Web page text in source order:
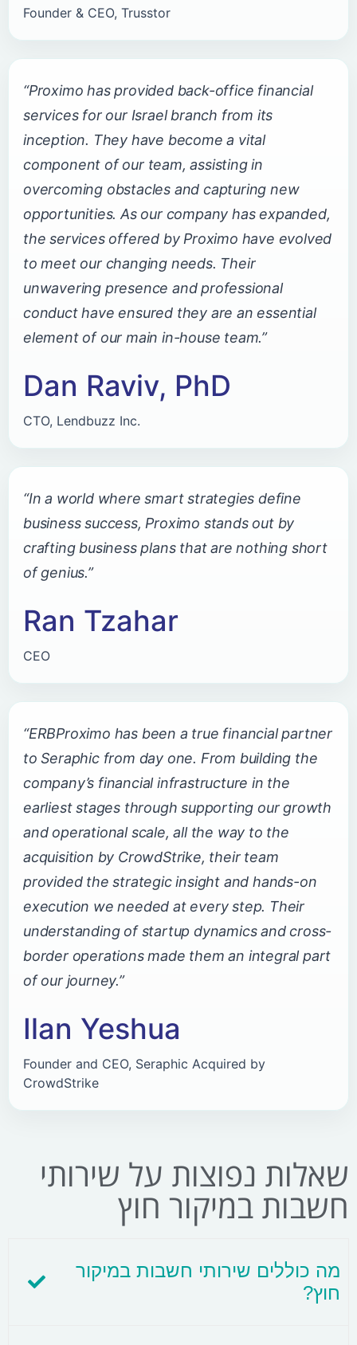
Founder & CEO, Trusstor
“Proximo has provided back-office financial
services for our Israel branch from its
inception. They have become a vital
component of our team, assisting in
overcoming obstacles and capturing new
opportunities. As our company has expanded,
the services offered by Proximo have evolved
to meet our changing needs. Their
unwavering presence and professional
conduct have ensured they are an essential
element of our main in-house team.”
Dan Raviv, PhD
CTO, Lendbuzz Inc.
“In a world where smart strategies define
business success, Proximo stands out by
crafting business plans that are nothing short
of genius.”
Ran Tzahar
CEO
“ERBProximo has been a true financial partner
to Seraphic from day one. From building the
company’s financial infrastructure in the
earliest stages through supporting our growth
and operational scale, all the way to the
acquisition by CrowdStrike, their team
provided the strategic insight and hands-on
execution we needed at every step. Their
understanding of startup dynamics and cross-
border operations made them an integral part
of our journey.”
Ilan Yeshua
Founder and CEO, Seraphic Acquired by
CrowdStrike
שאלות נפוצות על שירותי
חשבות במיקור חוץ
מה כוללים שירותי חשבות במיקור
חוץ?